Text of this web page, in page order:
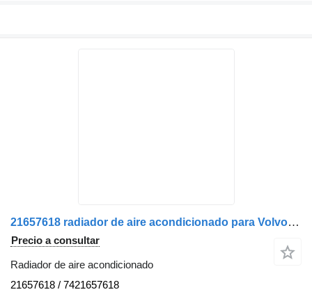
21657618 radiador de aire acondicionado para Volvo camión
Precio a consultar
Radiador de aire acondicionado
21657618 / 7421657618